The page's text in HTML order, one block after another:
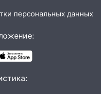
горло: в
для женщины
и попала в
персональных данных